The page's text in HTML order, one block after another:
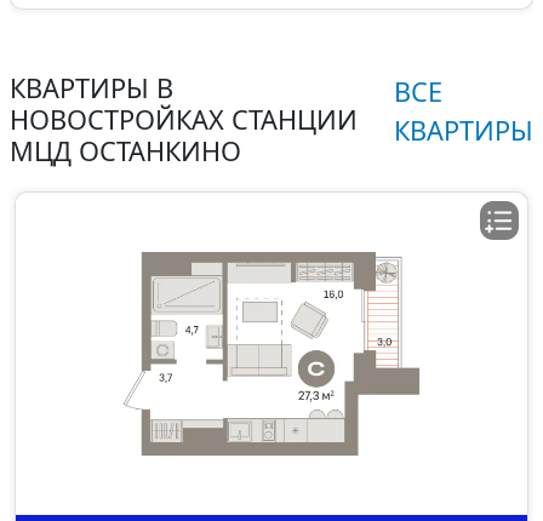
КВАРТИРЫ В
НОВОСТРОЙКАХ СТАНЦИИ
МЦД ОСТАНКИНО
ВСЕ
КВАРТИРЫ